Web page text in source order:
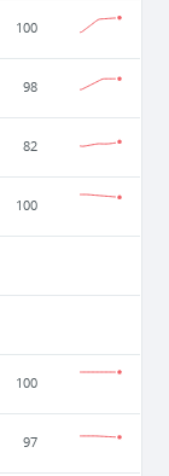
100
98
82
100
100
97